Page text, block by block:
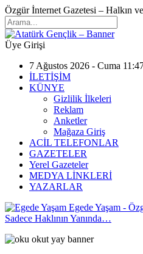
Özgür İnternet Gazetesi – Halkın
Üye Girişi
7 Ağustos 2026 - Cuma
İLETİŞİM
KÜNYE
Gizlilik İlkeleri
Reklam
Anketler
Mağaza Giriş
ACİL TELEFONLAR
GAZETELER
Yerel Gazeteler
MEDYA LİNKLERİ
YAZARLAR
Egede Yaşam -
Sadece Haklının Yanında…